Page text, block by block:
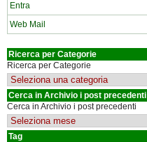
Entra
Web Mail
Ricerca per Categorie
Ricerca per Categorie
Cerca in Archivio i post precedenti
Cerca in Archivio i post precedenti
Tag